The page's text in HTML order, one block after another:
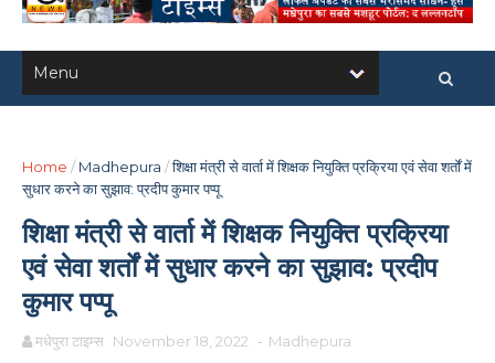
Home / Madhepura /शिक्षा मंत्री से वार्ता में शिक्षक नियुक्ति प्रक्रिया एवं सेवा शर्तों में
सुधार करने का सुझाव: प्रदीप कुमार पप्पू
शिक्षा मंत्री से वार्ता में शिक्षक नियुक्ति प्रक्रिया
एवं सेवा शर्तों में सुधार करने का सुझाव: प्रदीप
कुमार पप्पू
मधेपुरा टाइम्स November 18, 2022 - Madhepura